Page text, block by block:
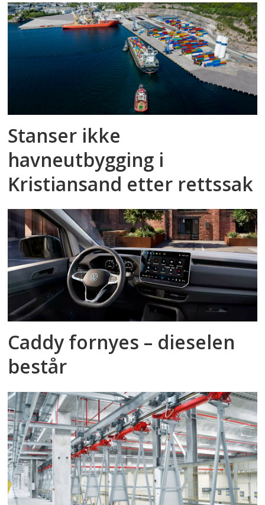
Stanser ikke
havneutbygging i
Kristiansand etter rettssak
Caddy fornyes – dieselen
består